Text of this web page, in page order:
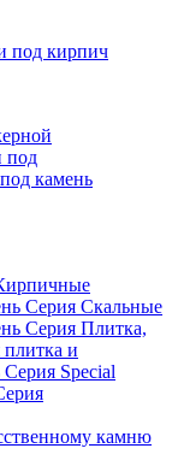
под кирпич
под
камень
Серия Скальные
Серия Плитка,
плитка и
Special
камню